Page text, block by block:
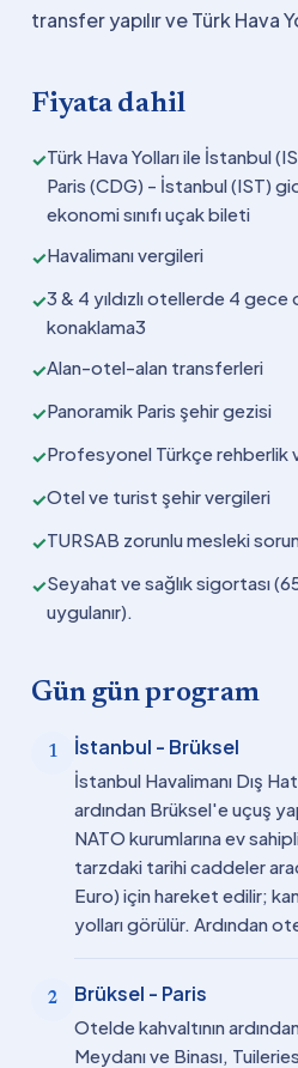
transfer yapılır ve Türk Hava
Fiyata dahil
✓Türk Hava Yolları ile İstanbul
Paris (CDG) - İstanbul (IST)
ekonomi sınıfı uçak bileti
✓Havalimanı vergileri
✓3 & 4 yıldızlı otellerde 4 gece
konaklama3
✓Alan-otel-alan transferleri
✓Panoramik Paris şehir gezisi
✓Profesyonel Türkçe rehberlik
✓Otel ve turist şehir vergileri
✓TURSAB zorunlu mesleki
✓Seyahat ve sağlık sigortası
uygulanır).
Gün gün program
1 İstanbul - Brüksel
İstanbul Havalimanı Dış
ardından Brüksel'e uçuş
NATO kurumlarına ev
tarzdaki tarihi caddeler
Euro) için hareket edilir;
yolları görülür. Ardından
2 Brüksel - Paris
Otelde kahvaltının
Meydanı ve Binası,